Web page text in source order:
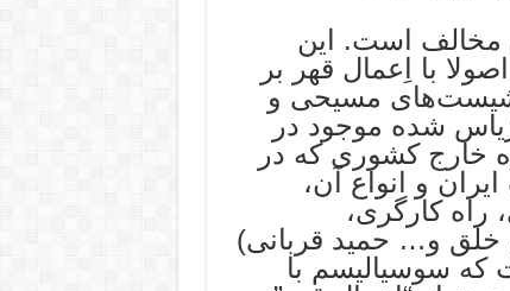
مخالف است. اين
با اِعمال قهر بر
مسيحى و
شده موجود در
خارج کشوری که در
و انواع آن،
کارگری،
خلق و… حمید قربانی)
که سوسياليسم با